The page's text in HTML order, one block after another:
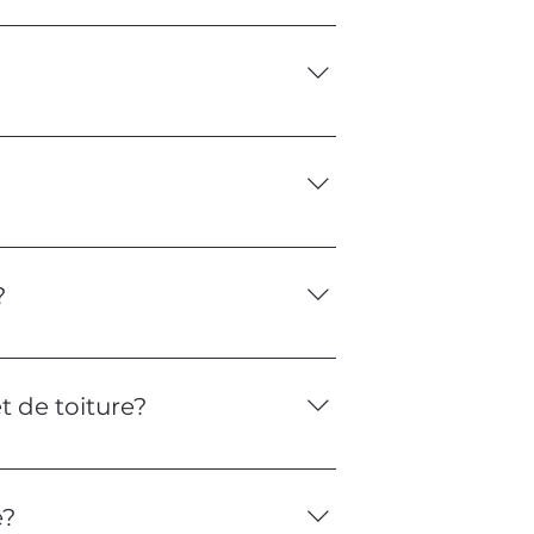
l'hiver, mais il est préférable de
commerciaux, les bureaux
plus loin en fonction du
des cloques ou des fissures
de toiture?
biens environnants, et nous nous